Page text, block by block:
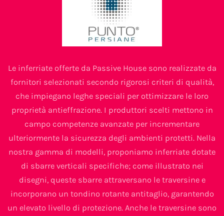
Le inferriate offerte da Passive House sono realizzate da
fornitori selezionati secondo rigorosi criteri di qualità,
che impiegano leghe speciali per ottimizzare le loro
proprietà antieffrazione. I produttori scelti mettono in
campo competenze avanzate per incrementare
ulteriormente la sicurezza degli ambienti protetti. Nella
nostra gamma di modelli, proponiamo inferriate dotate
di sbarre verticali specifiche; come illustrato nei
disegni, queste sbarre attraversano le traversine e
incorporano un tondino rotante antitaglio, garantendo
un elevato livello di protezione. Anche le traversine sono